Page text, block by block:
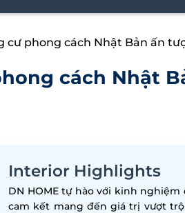
cư phong cách Nhật Bản ấn
cách Nhật
Interior Highlights
DN HOME tự hào với kinh
cam kết mang đến giá trị vượt